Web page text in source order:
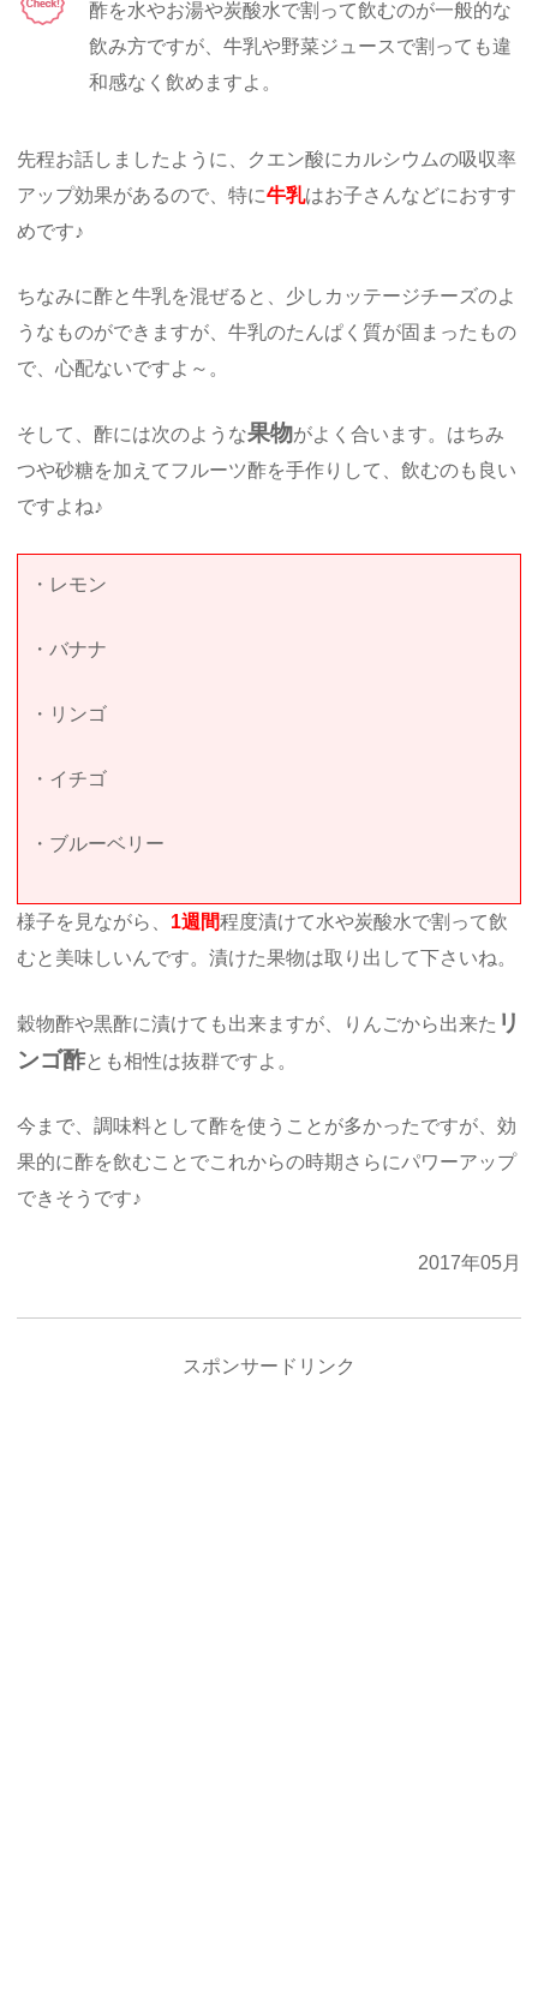
酢を水やお湯や炭酸水で割って飲むのが一般的な
飲み方ですが、牛乳や野菜ジュースで割っても違
和感なく飲めますよ。
先程お話しましたように、クエン酸にカルシウムの吸収率
アップ効果があるので、特に牛乳はお子さんなどにおすす
めです♪
ちなみに酢と牛乳を混ぜると、少しカッテージチーズのよ
うなものができますが、牛乳のたんぱく質が固まったもの
で、心配ないですよ～。
そして、酢には次のような果物がよく合います。はちみ
つや砂糖を加えてフルーツ酢を手作りして、飲むのも良い
ですよね♪
・レモン
・バナナ
・リンゴ
・イチゴ
・ブルーベリー
様子を見ながら、 1週間程度漬けて水や炭酸水で割って飲
むと美味しいんです。漬けた果物は取り出して下さいね。
穀物酢や黒酢に漬けても出来ますが、りんごから出来た リ
ンゴ酢とも相性は抜群ですよ。
今まで、調味料として酢を使うことが多かったですが、効
果的に酢を飲むことでこれからの時期さらにパワーアップ
できそうです♪
2017年05月
スポンサードリンク